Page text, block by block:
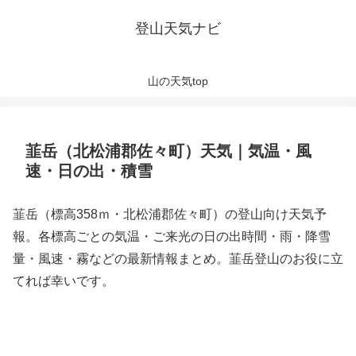
登山天気ナビ
山の天気top
韮岳（北松浦郡佐々町）天気｜気温・風
速・日の出・積雪
韮岳（標高358ｍ・北松浦郡佐々町）の登山向け天気予
報。各標高ごとの気温・ご来光の日の出時間・雨・降雪
量・風速・霧などの最新情報まとめ。韮岳登山のお役に立
てれば幸いです。